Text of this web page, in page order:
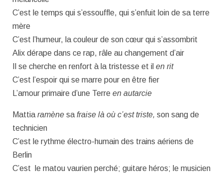
C’est le temps qui s’essouffle, qui s’enfuit loin de sa terre
mère
C’est l’humeur, la couleur de son cœur qui s’assombrit
Alix dérape dans ce rap, râle au changement d’air
Il se cherche en renfort à la tristesse et il en rit
C’est l’espoir qui se marre pour en être fier
L’amour primaire d’une Terre en autarcie
Mattia ramène sa fraise là où c’est triste, son sang de
technicien
C’est le rythme électro-humain des trains aériens de
Berlin
C’est le matou vaurien perché; guitare héros; le musicien